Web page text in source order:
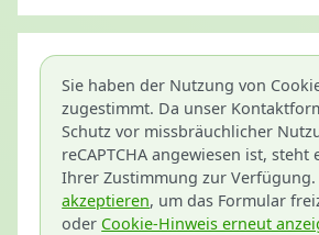
Sie haben der Nutzung von
zugestimmt. Da unser
Schutz vor missbräuchlicher
reCAPTCHA angewiesen ist, steht
Ihrer Zustimmung zur Verfügung.
akzeptieren, um das Formular
oder Cookie-Hinweis erneut